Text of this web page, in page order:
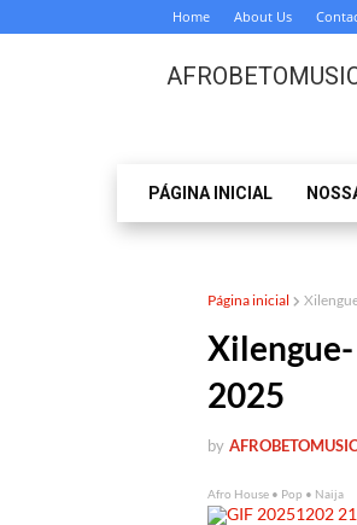
Home About Us
PÁGINA INICIAL
Página inicial
2025
by
Afro House • Pop • Naija